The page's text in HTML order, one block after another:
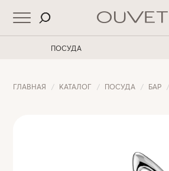
ПОСУДА
ГЛАВНАЯ КАТАЛОГ ПОСУДА БАР